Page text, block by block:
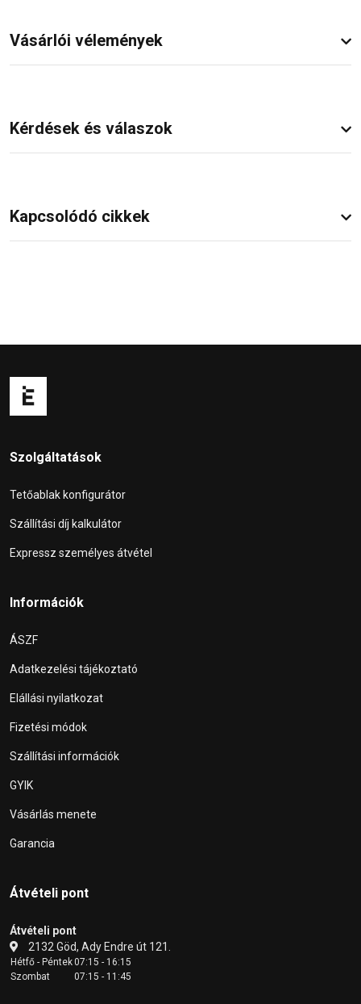
Vásárlói vélemények
Kérdések és válaszok
Kapcsolódó cikkek
Szolgáltatások
Tetőablak konfigurátor
Szállítási díj kalkulátor
Expressz személyes átvétel
Információk
ÁSZF
Adatkezelési tájékoztató
Elállási nyilatkozat
Fizetési módok
Szállítási információk
GYIK
Vásárlás menete
Garancia
Átvételi pont
Átvételi pont
2132 Göd, Ady Endre út 121.
Hétfő - Péntek07:15 - 16:15
Szombat
07:15 - 11:45